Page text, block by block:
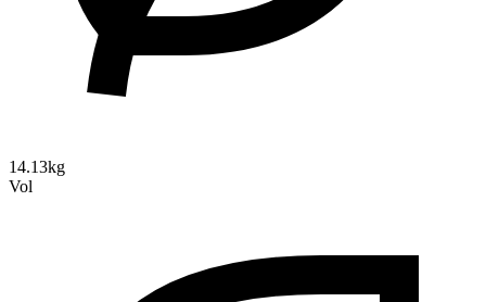
14.13kg
Vol